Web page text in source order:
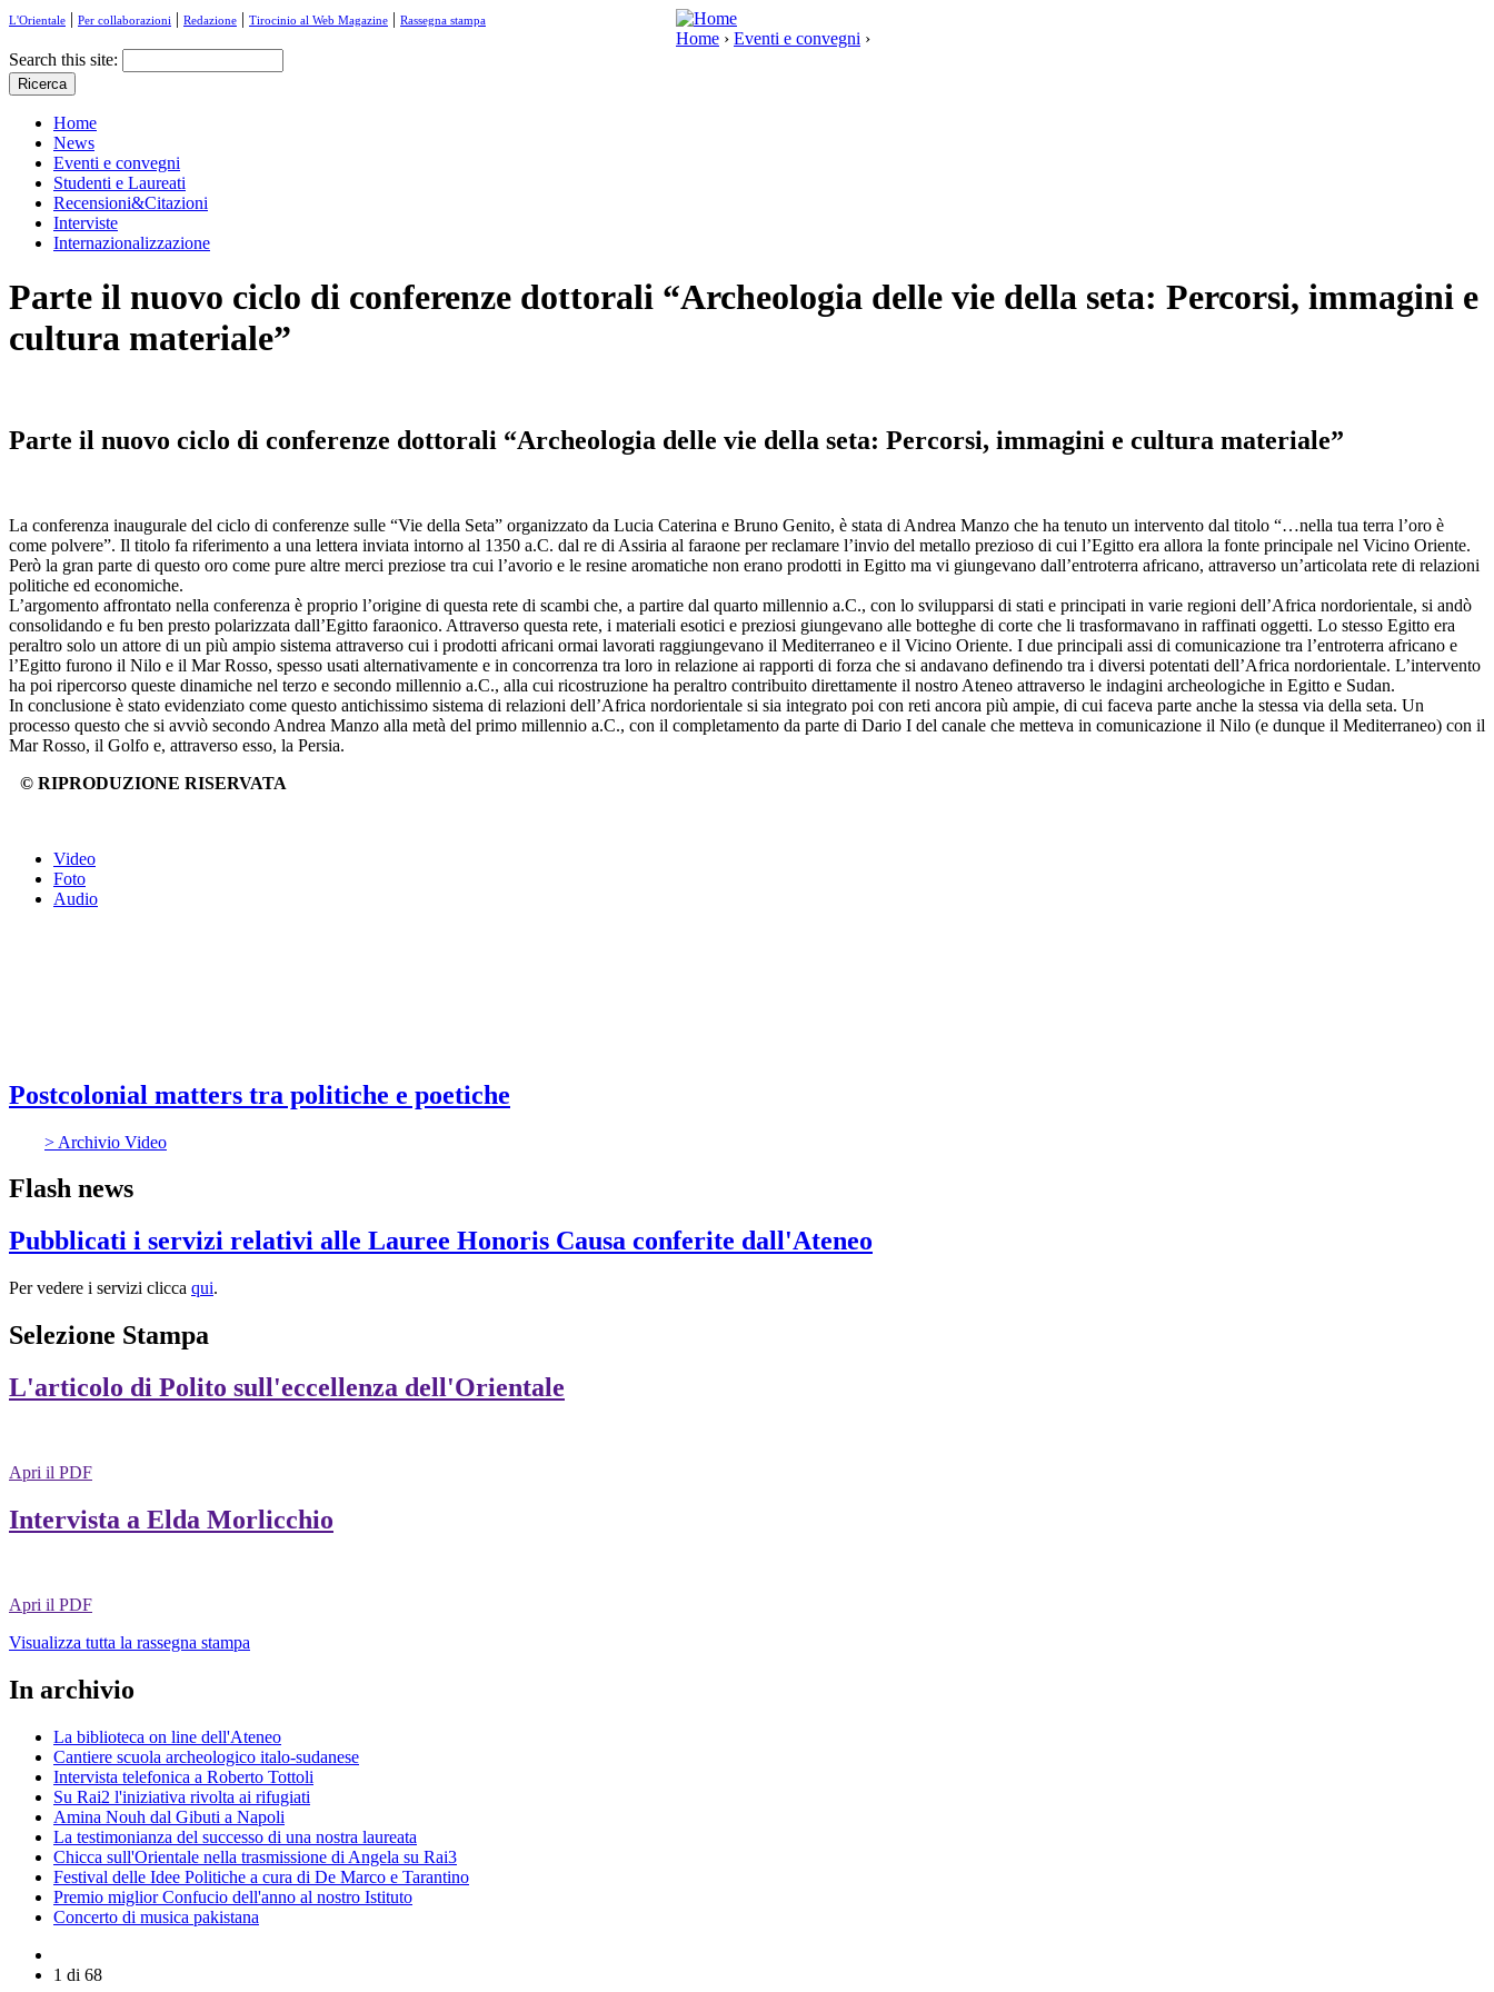
L'Orientale | Per collaborazioni | Redazione | Tirocinio al Web Magazine | Rassegna stampa
Home › Eventi e convegni ›
Search this site:
Home
News
Eventi e convegni
Studenti e Laureati
Recensioni&Citazioni
Interviste
Internazionalizzazione
Parte il nuovo ciclo di conferenze dottorali “Archeologia delle vie della seta: Percorsi, immagini e
cultura materiale”
Parte il nuovo ciclo di conferenze dottorali “Archeologia delle vie della seta: Percorsi, immagini e cultura materiale”
La conferenza inaugurale del ciclo di conferenze sulle “Vie della Seta” organizzato da Lucia Caterina e Bruno Genito, è stata di Andrea Manzo che ha tenuto un intervento dal titolo “…nella tua terra l’oro è
come polvere”. Il titolo fa riferimento a una lettera inviata intorno al 1350 a.C. dal re di Assiria al faraone per reclamare l’invio del metallo prezioso di cui l’Egitto era allora la fonte principale nel Vicino Oriente.
Però la gran parte di questo oro come pure altre merci preziose tra cui l’avorio e le resine aromatiche non erano prodotti in Egitto ma vi giungevano dall’entroterra africano, attraverso un’articolata rete di relazioni
politiche ed economiche.
L’argomento affrontato nella conferenza è proprio l’origine di questa rete di scambi che, a partire dal quarto millennio a.C., con lo svilupparsi di stati e principati in varie regioni dell’Africa nordorientale, si andò
consolidando e fu ben presto polarizzata dall’Egitto faraonico. Attraverso questa rete, i materiali esotici e preziosi giungevano alle botteghe di corte che li trasformavano in raffinati oggetti. Lo stesso Egitto era
peraltro solo un attore di un più ampio sistema attraverso cui i prodotti africani ormai lavorati raggiungevano il Mediterraneo e il Vicino Oriente. I due principali assi di comunicazione tra l’entroterra africano e
l’Egitto furono il Nilo e il Mar Rosso, spesso usati alternativamente e in concorrenza tra loro in relazione ai rapporti di forza che si andavano definendo tra i diversi potentati dell’Africa nordorientale. L’intervento
ha poi ripercorso queste dinamiche nel terzo e secondo millennio a.C., alla cui ricostruzione ha peraltro contribuito direttamente il nostro Ateneo attraverso le indagini archeologiche in Egitto e Sudan.
In conclusione è stato evidenziato come questo antichissimo sistema di relazioni dell’Africa nordorientale si sia integrato poi con reti ancora più ampie, di cui faceva parte anche la stessa via della seta. Un
processo questo che si avviò secondo Andrea Manzo alla metà del primo millennio a.C., con il completamento da parte di Dario I del canale che metteva in comunicazione il Nilo (e dunque il Mediterraneo) con il
Mar Rosso, il Golfo e, attraverso esso, la Persia.
© RIPRODUZIONE RISERVATA
Video
Foto
Audio
Postcolonial matters tra politiche e poetiche
> Archivio Video
Flash news
Pubblicati i servizi relativi alle Lauree Honoris Causa conferite dall'Ateneo
Per vedere i servizi clicca qui.
Selezione Stampa
L'articolo di Polito sull'eccellenza dell'Orientale
Apri il PDF
Intervista a Elda Morlicchio
Apri il PDF
Visualizza tutta la rassegna stampa
In archivio
La biblioteca on line dell'Ateneo
Cantiere scuola archeologico italo-sudanese
Intervista telefonica a Roberto Tottoli
Su Rai2 l'iniziativa rivolta ai rifugiati
Amina Nouh dal Gibuti a Napoli
La testimonianza del successo di una nostra laureata
Chicca sull'Orientale nella trasmissione di Angela su Rai3
Festival delle Idee Politiche a cura di De Marco e Tarantino
Premio miglior Confucio dell'anno al nostro Istituto
Concerto di musica pakistana
1 di 68